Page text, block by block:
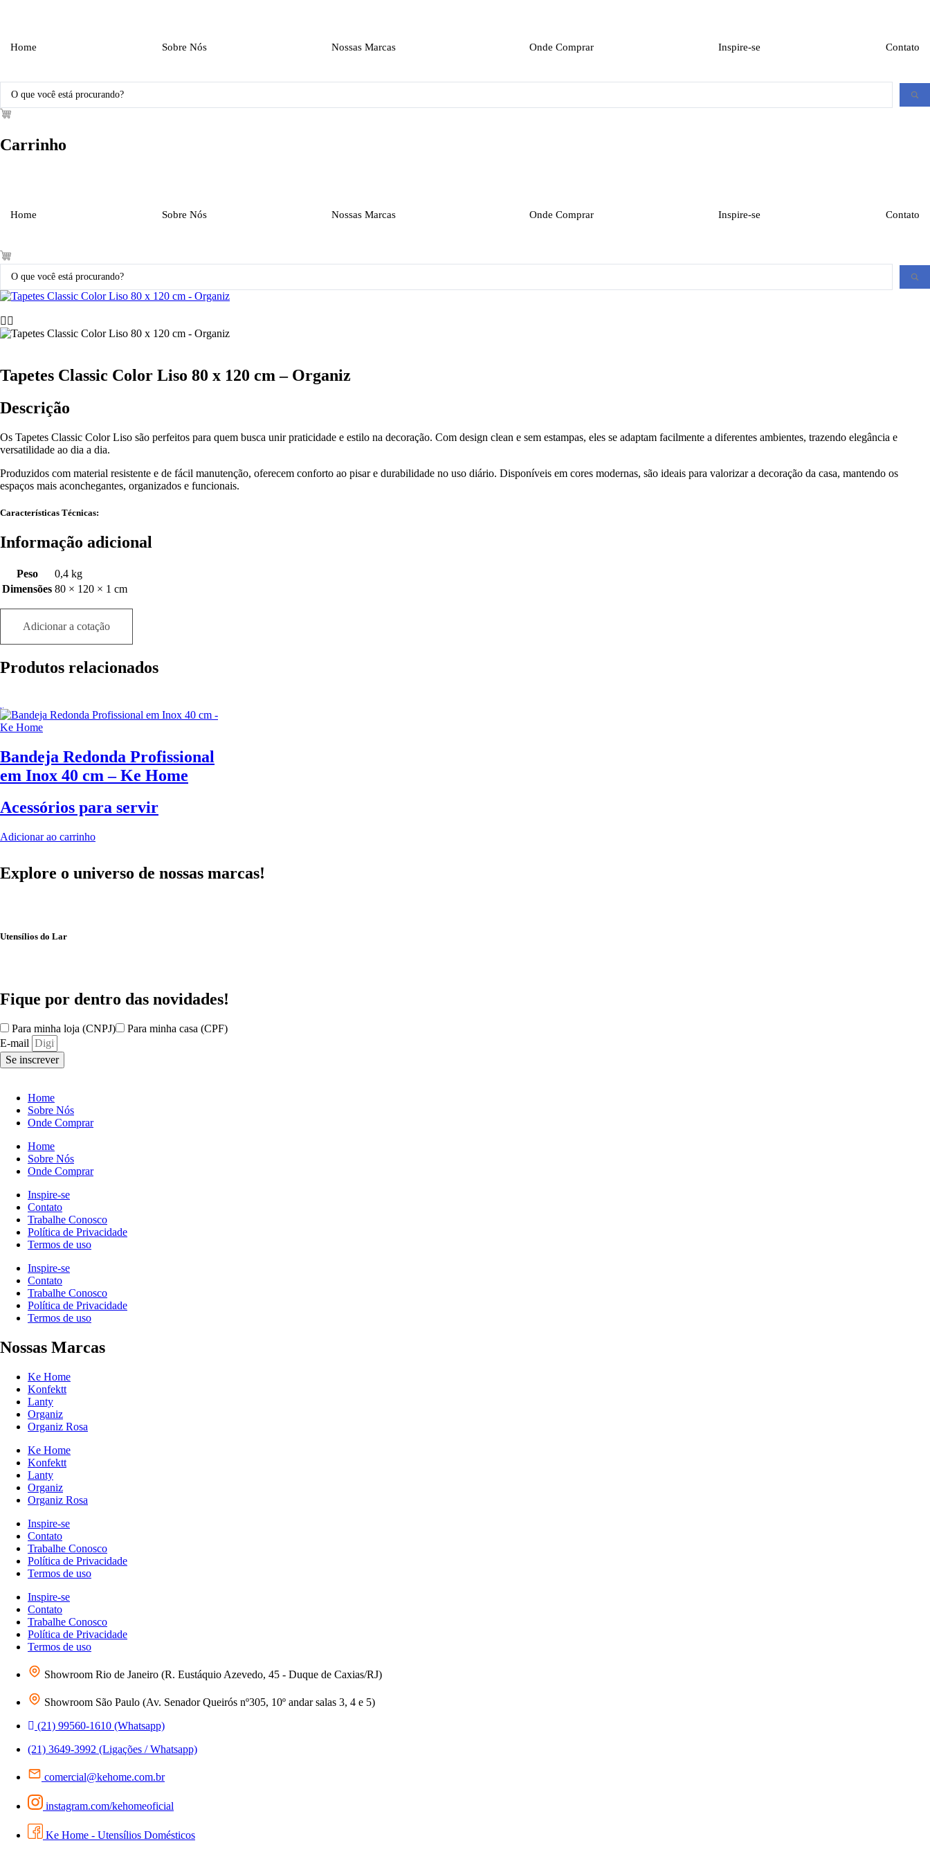
conteúdo
Home Sobre Nós Nossas Marcas Onde Comprar Inspire-se Contato
Carrinho
Home Sobre Nós Nossas Marcas Onde Comprar Inspire-se Contato
Tapetes Classic Color Liso 80 x 120 cm – Organiz
Descrição
Os Tapetes Classic Color Liso são perfeitos para quem busca unir praticidade e estilo na decoração. Com design clean e sem estampas, eles se adaptam facilmente a diferentes ambientes, trazendo elegância e
versatilidade ao dia a dia.
Produzidos com material resistente e de fácil manutenção, oferecem conforto ao pisar e durabilidade no uso diário. Disponíveis em cores modernas, são ideais para valorizar a decoração da casa, mantendo os
espaços mais aconchegantes, organizados e funcionais.
Características Técnicas:
Informação adicional
Peso
0,4 kg
Dimensões 80 × 120 × 1 cm
Adicionar a cotação
Produtos relacionados
Bandeja Redonda Profissional
em Inox 40 cm – Ke Home
Acessórios para servir
Adicionar ao carrinho
Explore o universo de nossas marcas!
Utensílios do Lar
Fique por dentro das novidades!
Para minha loja (CNPJ)
Para minha casa (CPF)
E-mail
Se inscrever
Home
Sobre Nós
Onde Comprar
Home
Sobre Nós
Onde Comprar
Inspire-se
Contato
Trabalhe Conosco
Política de Privacidade
Termos de uso
Inspire-se
Contato
Trabalhe Conosco
Política de Privacidade
Termos de uso
Nossas Marcas
Ke Home
Konfektt
Lanty
Organiz
Organiz Rosa
Ke Home
Konfektt
Lanty
Organiz
Organiz Rosa
Inspire-se
Contato
Trabalhe Conosco
Política de Privacidade
Termos de uso
Inspire-se
Contato
Trabalhe Conosco
Política de Privacidade
Termos de uso
Showroom Rio de Janeiro (R. Eustáquio Azevedo, 45 - Duque de Caxias/RJ)
Showroom São Paulo (Av. Senador Queirós nº305, 10º andar salas 3, 4 e 5)
(21) 99560-1610 (Whatsapp)
(21) 3649-3992 (Ligações / Whatsapp)
comercial@kehome.com.br
instagram.com/kehomeoficial
Ke Home - Utensílios Domésticos